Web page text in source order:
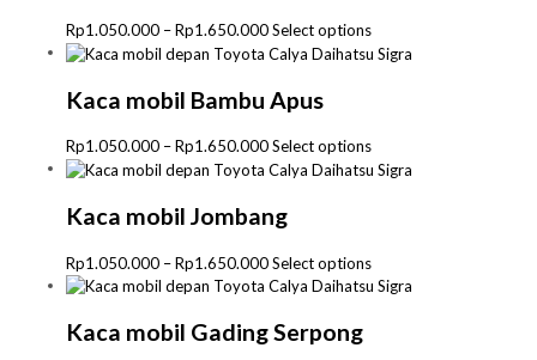
Rp1.050.000 –Rp1.650.000Price
range:
through
Rp1.650.000
Select optionsThis
product
may
the
product
Kaca mobil Bambu Apus
Rp1.050.000 –Rp1.650.000Price
range:
through
Rp1.650.000
Select optionsThis
product
options
may
Kaca mobil Jombang
Rp1.050.000 –Rp1.650.000Price
range:
through
Rp1.650.000
Select optionsThis
product
Kaca mobil Gading Serpong